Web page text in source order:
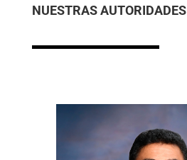
NUESTRAS AUTORIDADES